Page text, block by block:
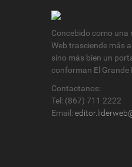
Concebido como
Web trasciende más
sino más bien un
conforman El Grande
Contactanos:
Tel: (867) 711 2222
Email: